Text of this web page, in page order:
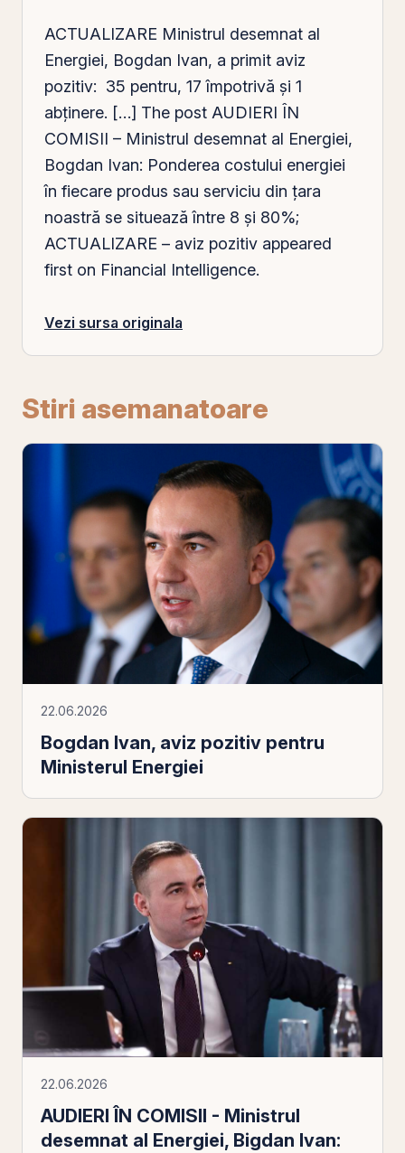
ACTUALIZARE Ministrul desemnat al
Energiei, Bogdan Ivan, a primit aviz
pozitiv: 35 pentru, 17 împotrivă și 1
abținere. […] The post AUDIERI ÎN
COMISII – Ministrul desemnat al Energiei,
Bogdan Ivan: Ponderea costului energiei
în fiecare produs sau serviciu din ţara
noastră se situează între 8 şi 80%;
ACTUALIZARE – aviz pozitiv appeared
first on Financial Intelligence.
Vezi sursa originala
Stiri asemanatoare
22.06.2026
Bogdan Ivan, aviz pozitiv pentru
Ministerul Energiei
22.06.2026
AUDIERI ÎN COMISII - Ministrul
desemnat al Energiei, Bigdan Ivan: